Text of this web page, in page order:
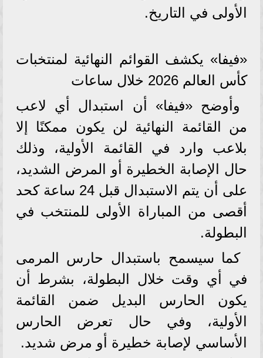
الأولى في التاريخ.
«فيفا» يكشف القوائم النهائية لمنتخبات
كأس العالم 2026 خلال ساعات
وأوضح «فيفا» أن استبدال أي لاعب
من القائمة النهائية لن يكون ممكنًا إلا
بلاعب وارد في القائمة الأولية، وذلك
حال الإصابة الخطيرة أو المرض الشديد،
على أن يتم الاستبدال قبل 24 ساعة كحد
أقصى من المباراة الأولى للمنتخب في
البطولة.
كما سيسمح باستبدال حارس المرمى
في أي وقت خلال البطولة، بشرط أن
يكون الحارس البديل ضمن القائمة
الأولية، وفي حال تعرض الحارس
الأساسي لإصابة خطيرة أو مرض شديد.